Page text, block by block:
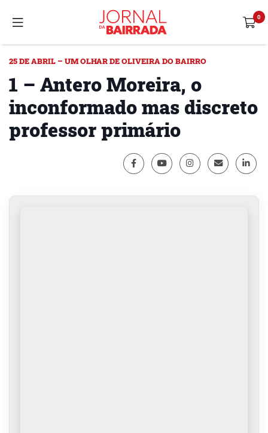
25 DE ABRIL – UM OLHAR DE OLIVEIRA DO BAIRRO
1 – Antero Moreira, o
inconformado mas discreto
professor primário